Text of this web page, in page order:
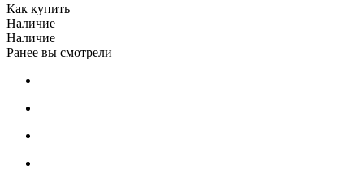
Как купить
Наличие
Наличие
Ранее вы смотрели